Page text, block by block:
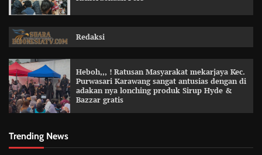
Redaksi
Heboh,,, ! Ratusan Masyarakat mekarjaya Kec.
Purwasari Karawang sangat antusias dengan di
adakan nya lonching produk Sirup Hyde &
Bazzar gratis
Trending News